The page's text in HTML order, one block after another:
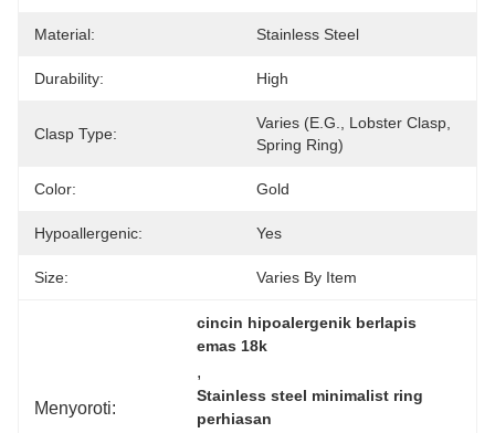
Material: Stainless Steel
Durability: High
Clasp Type:
Varies (e.g., Lobster Clasp,
Spring Ring)
Color: Gold
Hypoallergenic: Yes
Size: Varies By Item
Menyoroti:
cincin hipoalergenik berlapis
emas 18k
,
Stainless steel minimalist ring
perhiasan